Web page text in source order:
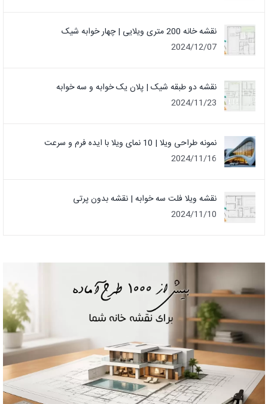
نقشه خانه 200 متری ویلایی | چهار خوابه شیک
2024/12/07
نقشه دو طبقه شیک | پلان یک خوابه و سه خوابه
2024/11/23
نمونه طراحی ویلا | 10 نمای ویلا با ایده فرم و سرعت
2024/11/16
نقشه ویلا فلت سه خوابه | نقشه بدون پرتی
2024/11/10